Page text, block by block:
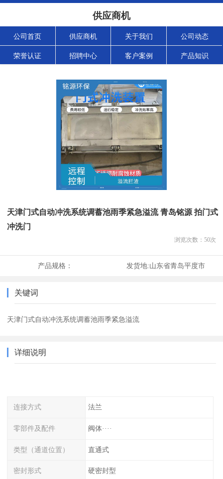
供应商机
公司首页 供应商机 关于我们 公司动态
荣誉认证 招聘中心 客户案例 产品知识
天津门式自动冲洗系统调蓄池雨季紧急溢流 青岛铭源 拍门式
冲洗门
浏览次数： 50次
产品规格： 发货地:山东省青岛平度市
关键词
天津门式自动冲洗系统调蓄池雨季紧急溢流
详细说明
连接方式 法兰
零部件及配件 阀体····
类型（通道位置） 直通式
密封形式 硬密封型